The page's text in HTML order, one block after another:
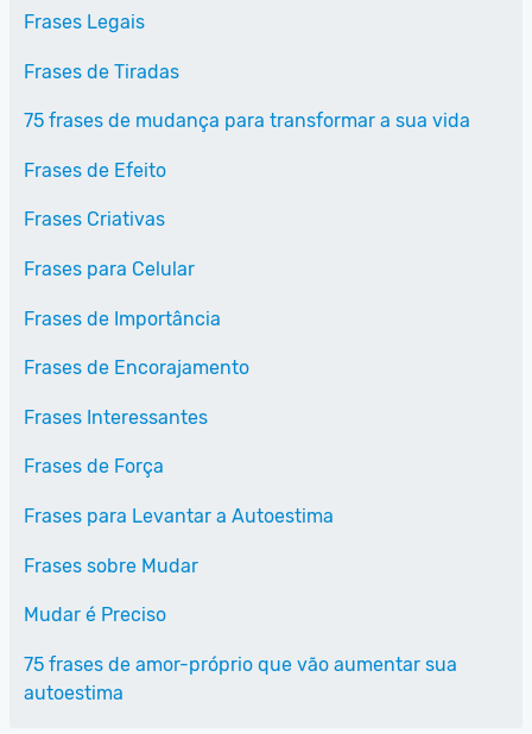
Frases Legais
Frases de Tiradas
75 frases de mudança para transformar a sua vida
Frases de Efeito
Frases Criativas
Frases para Celular
Frases de Importância
Frases de Encorajamento
Frases Interessantes
Frases de Força
Frases para Levantar a Autoestima
Frases sobre Mudar
Mudar é Preciso
75 frases de amor-próprio que vão aumentar sua
autoestima